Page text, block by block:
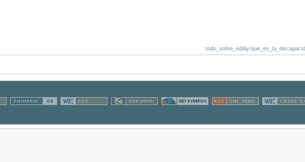
todo_sobre_eddiy/